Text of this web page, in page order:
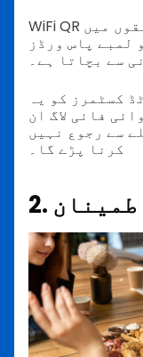
WiFi QR کوڈ ایسا کرنے کے بہترین طریقوں میں
لمبے پاس ورڈز
سے بچاتا ہے۔
کسٹمرز کو یہ
فائی لاگ ان
سے رجوع نہیں
کرنا پڑے گا۔